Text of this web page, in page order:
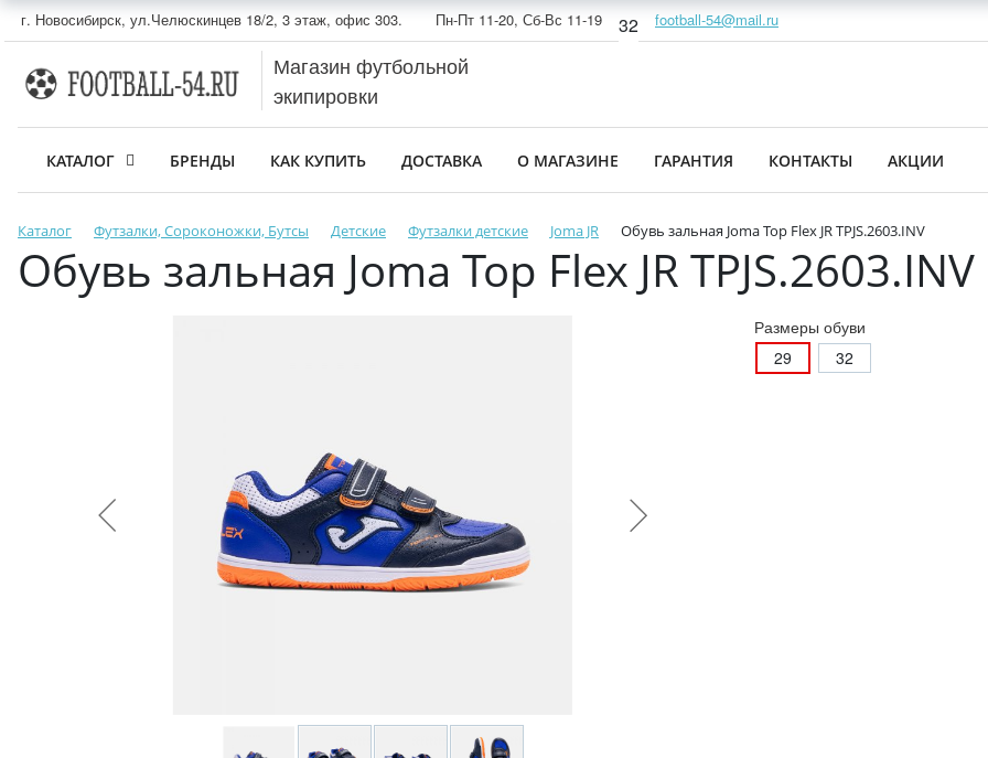
г. Новосибирск, ул.Челюскинцев 18/2, 3 этаж, офис 303. Пн-Пт 11-20, Сб-Вс 11-19 32 football-54@mail.ru
Магазин футбольной
экипировки
КАТАЛОГ БРЕНДЫ КАК КУПИТЬ ДОСТАВКА О МАГАЗИНЕ ГАРАНТИЯ КОНТАКТЫ АКЦИИ
Каталог Футзалки, Сороконожки, Бутсы Детские Футзалки детские Joma JR Обувь зальная Joma Top Flex JR TPJS.2603.INV
Обувь зальная Joma Top Flex JR TPJS.2603.INV
Размеры обуви
29
32